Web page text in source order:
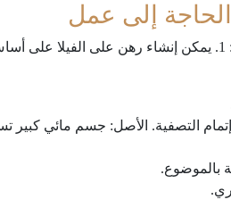
إلى عمل
التصفية. الأصل: جسم مائي كبير
بالموضوع.